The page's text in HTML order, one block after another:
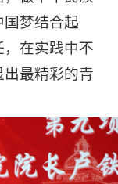
梦结合起
在实践中不
出最精彩的青